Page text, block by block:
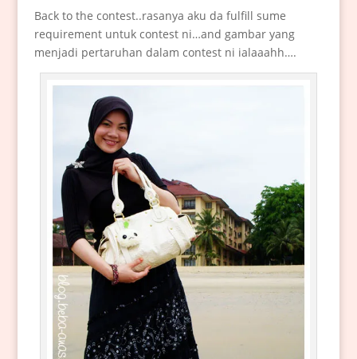
Back to the contest..rasanya aku da fulfill sume
requirement untuk contest ni…and gambar yang
menjadi pertaruhan dalam contest ni ialaaahh….